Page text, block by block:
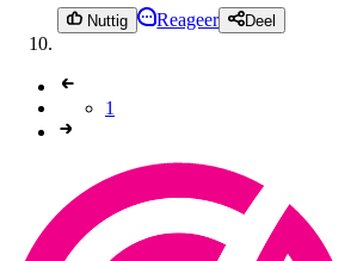
Nuttig Reageer Deel
1